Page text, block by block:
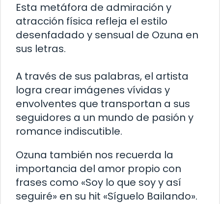
Esta metáfora de admiración y
atracción física refleja el estilo
desenfadado y sensual de Ozuna en
sus letras.
A través de sus palabras, el artista
logra crear imágenes vívidas y
envolventes que transportan a sus
seguidores a un mundo de pasión y
romance indiscutible.
Ozuna también nos recuerda la
importancia del amor propio con
frases como «Soy lo que soy y así
seguiré» en su hit «Síguelo Bailando».